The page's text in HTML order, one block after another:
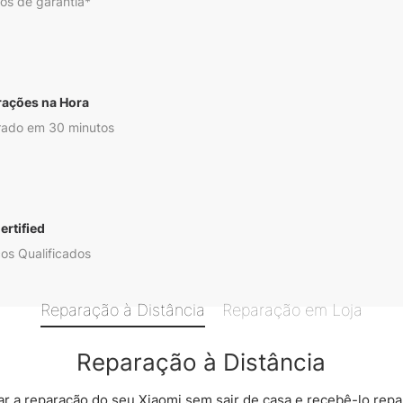
na Hora
em 30 minutos
Qualificados
Reparação à Distância Reparação em Loja
Reparação à Distância